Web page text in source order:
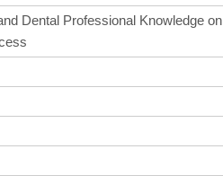
Dental Professional Knowledge on